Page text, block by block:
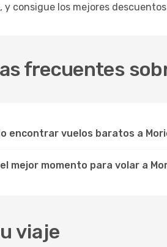
y consigue los mejores
frecuentes
encontrar vuelos baratos a
mejor momento para volar a
viaje